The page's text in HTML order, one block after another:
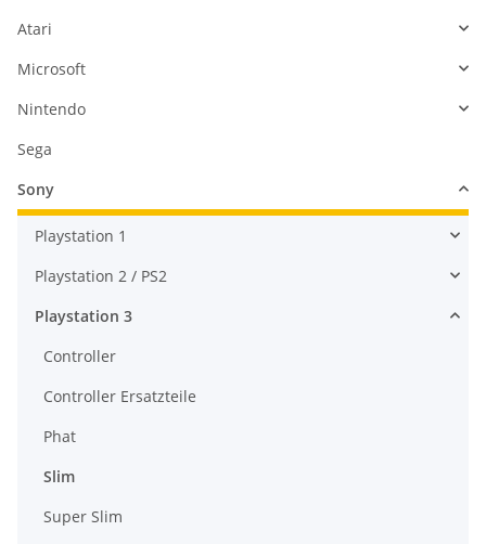
Atari
Microsoft
Nintendo
Sega
Sony
Playstation 1
Playstation 2 / PS2
Playstation 3
Controller
Controller Ersatzteile
Phat
Slim
Super Slim